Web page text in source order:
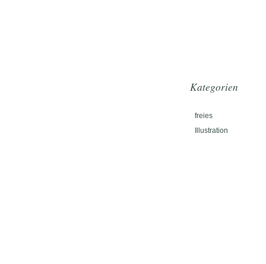
Kategorien
freies
Illustration